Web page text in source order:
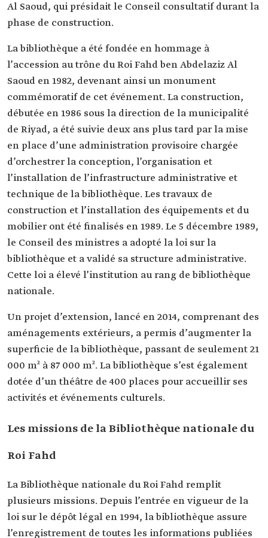
Al Saoud, qui présidait le Conseil consultatif durant la
phase de construction.
La bibliothèque a été fondée en hommage à
l’accession au trône du Roi Fahd ben Abdelaziz Al
Saoud en 1982, devenant ainsi un monument
commémoratif de cet événement. La construction,
débutée en 1986 sous la direction de la municipalité
de Riyad, a été suivie deux ans plus tard par la mise
en place d’une administration provisoire chargée
d’orchestrer la conception, l’organisation et
l’installation de l’infrastructure administrative et
technique de la bibliothèque. Les travaux de
construction et l’installation des équipements et du
mobilier ont été finalisés en 1989. Le 5 décembre 1989,
le Conseil des ministres a adopté la loi sur la
bibliothèque et a validé sa structure administrative.
Cette loi a élevé l’institution au rang de bibliothèque
nationale.
Un projet d’extension, lancé en 2014, comprenant des
aménagements extérieurs, a permis d’augmenter la
superficie de la bibliothèque, passant de seulement 21
000 m² à 87 000 m². La bibliothèque s’est également
dotée d’un théâtre de 400 places pour accueillir ses
activités et événements culturels.
Les missions de la Bibliothèque nationale du
Roi Fahd
La Bibliothèque nationale du Roi Fahd remplit
plusieurs missions. Depuis l’entrée en vigueur de la
loi sur le dépôt légal en 1994, la bibliothèque assure
l’enregistrement de toutes les informations publiées